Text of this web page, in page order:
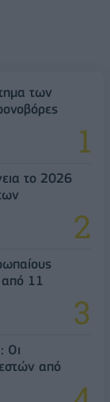
των
το 2026
από 11
Οι
από